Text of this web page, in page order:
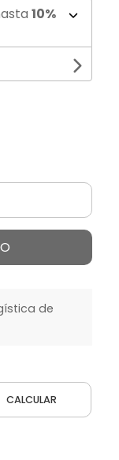
10%
de
CALCULAR